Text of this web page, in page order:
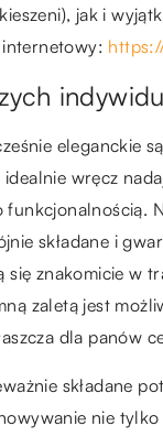
jak i
eleganckie są
wręcz
składane i
się znakomicie w
zaletą jest
dla panów
składane
nie